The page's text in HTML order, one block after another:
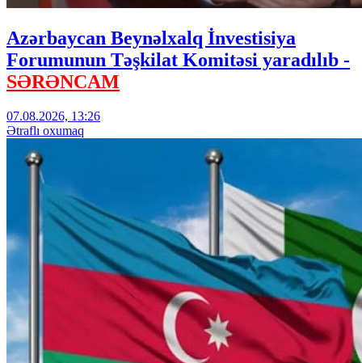
Azərbaycan Beynəlxalq İnvestisiya
Forumunun Təşkilat Komitəsi yaradılıb -
SƏRƏNCAM
07.08.2026, 13:26
Ətraflı oxumaq